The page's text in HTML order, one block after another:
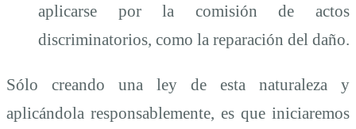
aplicarse por la comisión de actos
discriminatorios, como la reparación del daño.
Sólo creando una ley de esta naturaleza y
aplicándola responsablemente, es que iniciaremos